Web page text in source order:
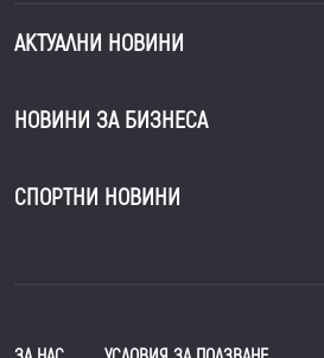
АКТУАЛНИ НОВИНИ
НОВИНИ ЗА БИЗНЕСА
СПОРТНИ НОВИНИ